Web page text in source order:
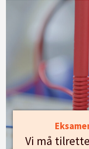
Vi må